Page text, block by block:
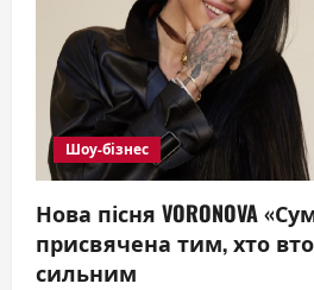
Шоу-бізнес
Нова пісня VORONOVA
присвячена тим, хто
сильним